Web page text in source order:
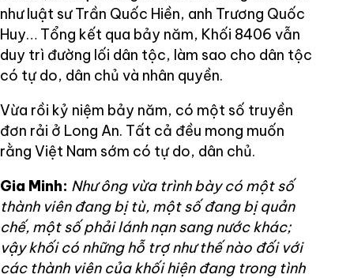
như luật sư Trần Quốc Hiền, anh Trương Quốc
Huy… Tổng kết qua bảy năm, Khối 8406 vẫn
duy trì đường lối dân tộc, làm sao cho dân tộc
có tự do, dân chủ và nhân quyền.
Vừa rồi kỷ niệm bảy năm, có một số truyền
đơn rải ở Long An. Tất cả đều mong muốn
rằng Việt Nam sớm có tự do, dân chủ.
Gia Minh: Như ông vừa trình bày có một số
thành viên đang bị tù, một số đang bị quản
chế, một số phải lánh nạn sang nước khác;
vậy khối có những hỗ trợ như thế nào đối với
các thành viên của khối hiện đang trong tình